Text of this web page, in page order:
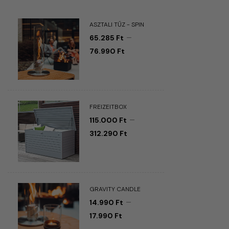
ASZTALI TŰZ - SPIN
65.285 Ft –
76.990 Ft
FREIZEITBOX
115.000 Ft –
312.290 Ft
GRAVITY CANDLE
14.990 Ft –
17.990 Ft